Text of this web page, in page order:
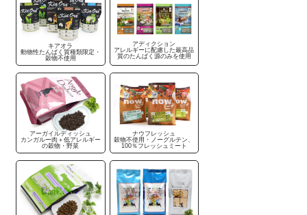
キアオラ
動物性たんぱく質種類限定・
穀物不使用
アディクション
アレルギーに配慮した最高品
質のたんぱく源のみを使用
アーガイルディッシュ
カンガルー肉＋低アレルギー
の穀物・野菜
ナウフレッシュ
穀物不使用・ノーグルテン、
100％フレッシュミート